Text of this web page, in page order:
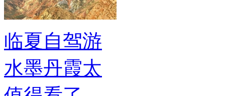
临夏自驾游
水墨丹霞太